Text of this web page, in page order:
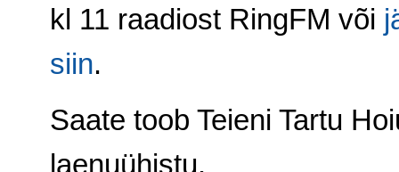
kl 11 raadiost RingFM või
siin.
Saate toob Teieni Tartu
laenuühistu.